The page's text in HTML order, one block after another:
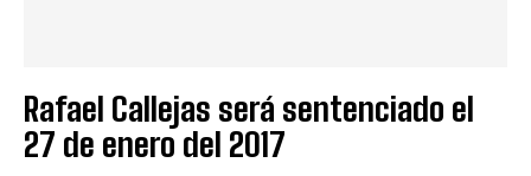
Rafael Callejas será sentenciado el
27 de enero del 2017